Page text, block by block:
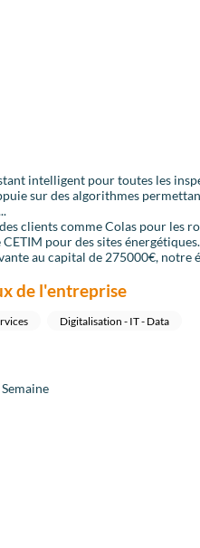
intelligent pour toutes les
sur des algorithmes
clients comme Colas pour les
pour des sites énergétiques.
au capital de 275000€,
de l'entreprise
Digitalisation - IT - Data